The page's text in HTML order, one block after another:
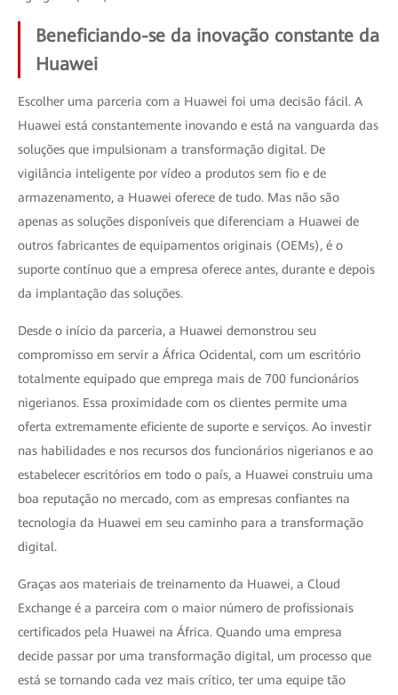
Beneficiando-se da inovação constante da
Huawei
Escolher uma parceria com a Huawei foi uma decisão fácil. A
Huawei está constantemente inovando e está na vanguarda das
soluções que impulsionam a transformação digital. De
vigilância inteligente por vídeo a produtos sem fio e de
armazenamento, a Huawei oferece de tudo. Mas não são
apenas as soluções disponíveis que diferenciam a Huawei de
outros fabricantes de equipamentos originais (OEMs), é o
suporte contínuo que a empresa oferece antes, durante e depois
da implantação das soluções.
Desde o início da parceria, a Huawei demonstrou seu
compromisso em servir a África Ocidental, com um escritório
totalmente equipado que emprega mais de 700 funcionários
nigerianos. Essa proximidade com os clientes permite uma
oferta extremamente eficiente de suporte e serviços. Ao investir
nas habilidades e nos recursos dos funcionários nigerianos e ao
estabelecer escritórios em todo o país, a Huawei construiu uma
boa reputação no mercado, com as empresas confiantes na
tecnologia da Huawei em seu caminho para a transformação
digital.
Graças aos materiais de treinamento da Huawei, a Cloud
Exchange é a parceira com o maior número de profissionais
certificados pela Huawei na África. Quando uma empresa
decide passar por uma transformação digital, um processo que
está se tornando cada vez mais crítico, ter uma equipe tão